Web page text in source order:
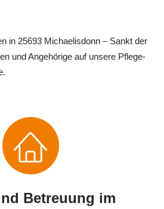
in 25693 Michaelisdonn – Sankt der
und Angehörige auf unsere Pflege-
Betreuung im